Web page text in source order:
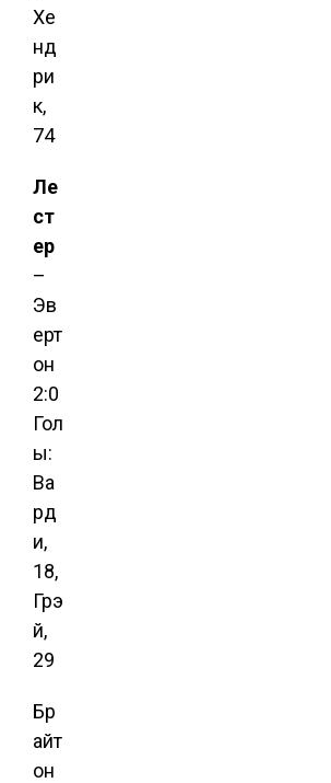
Хе
нд
ри
к,
74
Ле
ст
ер
–
Эв
ерт
он
2:0
Гол
ы:
Ва
рд
и,
18,
Грэ
й,
29
Бр
айт
он